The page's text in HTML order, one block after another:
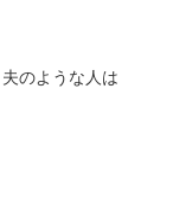
のような人は